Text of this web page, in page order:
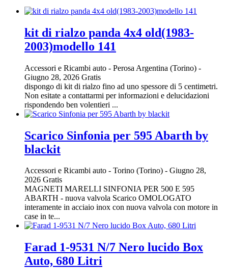
kit di rialzo panda 4x4 old(1983-
2003)modello 141
Accessori e Ricambi auto - Perosa Argentina (Torino) -
Giugno 28, 2026 Gratis
dispongo di kit di rialzo fino ad uno spessore di 5 centimetri.
Non esitate a contattarmi per informazioni e delucidazioni
rispondendo ben volentieri ...
Scarico Sinfonia per 595 Abarth by
blackit
Accessori e Ricambi auto - Torino (Torino) - Giugno 28,
2026 Gratis
MAGNETI MARELLI SINFONIA PER 500 E 595
ABARTH - nuova valvola Scarico OMOLOGATO
interamente in acciaio inox con nuova valvola con motore in
case in te...
Farad 1-9531 N/7 Nero lucido Box
Auto, 680 Litri